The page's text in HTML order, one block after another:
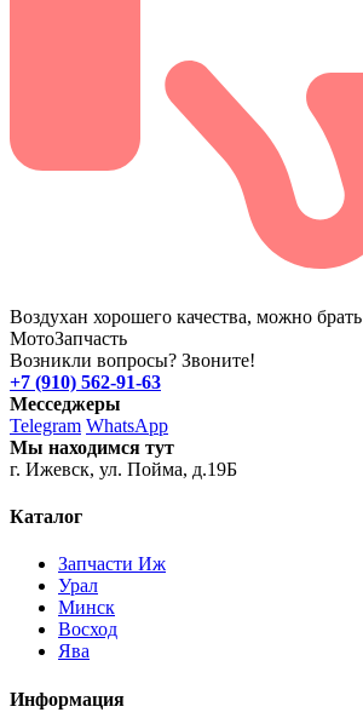
Воздухан хорошего качества, можно брать
МотоЗапчасть
Возникли вопросы? Звоните!
+7 (910) 562-91-63
Месседжеры
Telegram WhatsApp
Мы находимся тут
г. Ижевск, ул. Пойма, д.19Б
Каталог
Запчасти Иж
Урал
Минск
Восход
Ява
Информация